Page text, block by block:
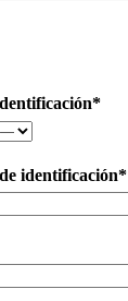
identificación*